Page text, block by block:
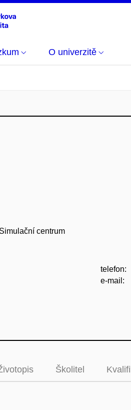
O univerzitě
centrum
telefon:
e‑mail:
Školitel